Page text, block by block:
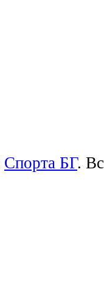
Спорта БГ.